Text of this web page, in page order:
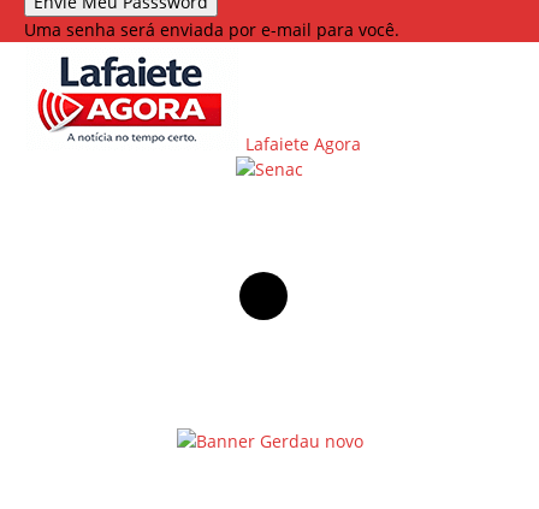
Uma senha será enviada por e-mail para você.
Lafaiete Agora